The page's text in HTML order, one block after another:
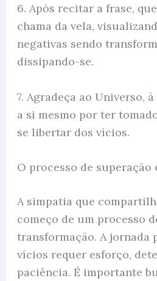
6. Após recitar a frase,
chama da vela,
negativas sendo
dissipando-se.
7. Agradeça ao Universo,
a si mesmo por ter
se libertar dos vícios.
O processo de superação
A simpatia que
começo de um processo
transformação. A jornada
vícios requer esforço,
paciência. É importante